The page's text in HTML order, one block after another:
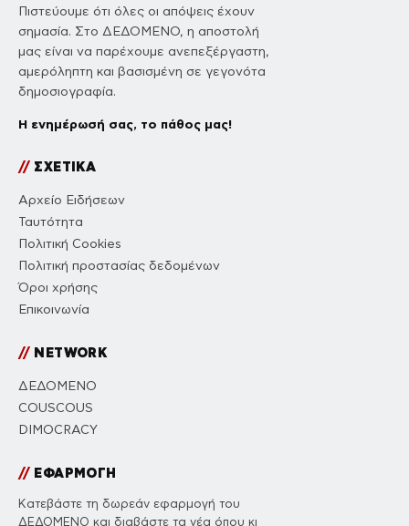
Πιστεύουμε ότι όλες οι απόψεις έχουν
σημασία. Στο ΔΕΔΟΜΕΝΟ, η αποστολή
μας είναι να παρέχουμε ανεπεξέργαστη,
αμερόληπτη και βασισμένη σε γεγονότα
δημοσιογραφία.
Η ενημέρωσή σας, το πάθος μας!
//ΣΧΕΤΙΚΑ
Αρχείο Ειδήσεων
Ταυτότητα
Πολιτική Cookies
Πολιτική προστασίας δεδομένων
Όροι χρήσης
Επικοινωνία
//NETWORK
ΔΕΔΟΜΕΝΟ
COUSCOUS
DIMOCRACY
//ΕΦΑΡΜΟΓΗ
Κατεβάστε τη δωρεάν εφαρμογή του
ΔΕΔΟΜΕΝΟ και διαβάστε τα νέα όπου κι